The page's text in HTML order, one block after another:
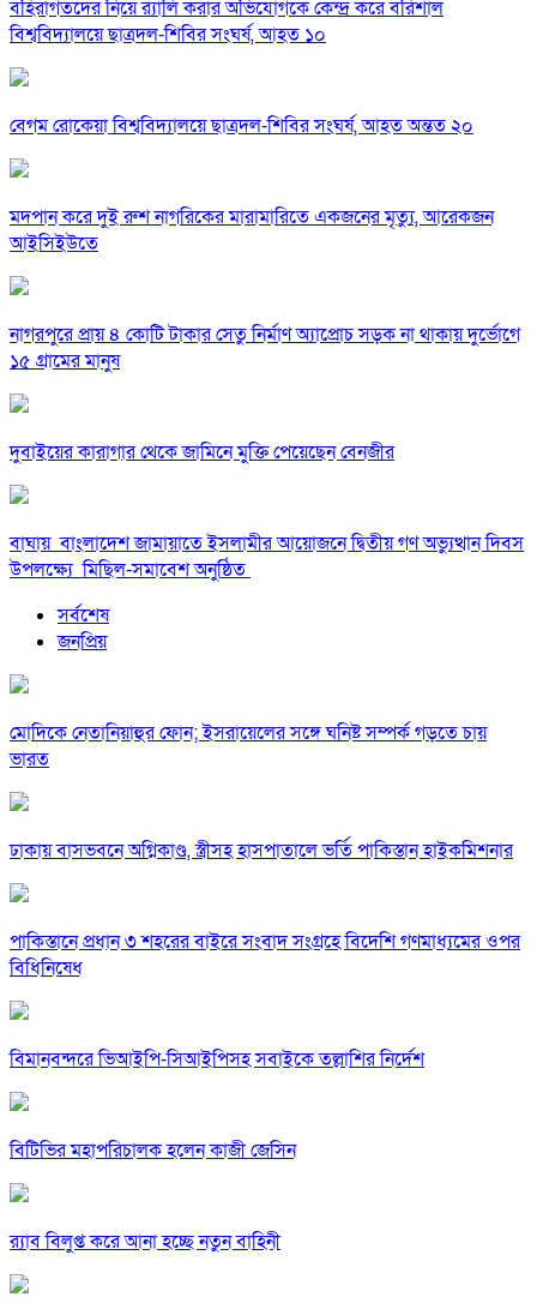
বহিরাগতদের নিয়ে র‍্যালি করার অভিযোগকে কেন্দ্র করে বরিশাল
বিশ্ববিদ্যালয়ে ছাত্রদল-শিবির সংঘর্ষ, আহত ১০
বেগম রোকেয়া বিশ্ববিদ্যালয়ে ছাত্রদল-শিবির সংঘর্ষ, আহত অন্তত ২০
মদপান করে দুই রুশ নাগরিকের মারামারিতে একজনের মৃত্যু, আরেকজন
আইসিইউতে
নাগরপুরে প্রায় ৪ কোটি টাকার সেতু নির্মাণ অ্যাপ্রোচ সড়ক না থাকায় দুর্ভোগে
১৫ গ্রামের মানুষ
দুবাইয়ের কারাগার থেকে জামিনে মুক্তি পেয়েছেন বেনজীর
বাঘায় বাংলাদেশ জামায়াতে ইসলামীর আয়োজনে দ্বিতীয় গণ অভ্যুত্থান দিবস
উপলক্ষ্যে মিছিল-সমাবেশ অনুষ্ঠিত
সর্বশেষ
জনপ্রিয়
মোদিকে নেতানিয়াহুর ফোন; ইসরায়েলের সঙ্গে ঘনিষ্ট সম্পর্ক গড়তে চায়
ভারত
ঢাকায় বাসভবনে অগ্নিকাণ্ড, স্ত্রীসহ হাসপাতালে ভর্তি পাকিস্তান হাইকমিশনার
পাকিস্তানে প্রধান ৩ শহরের বাইরে সংবাদ সংগ্রহে বিদেশি গণমাধ্যমের ওপর
বিধিনিষেধ
বিমানবন্দরে ভিআইপি-সিআইপিসহ সবাইকে তল্লাশির নির্দেশ
বিটিভির মহাপরিচালক হলেন কাজী জেসিন
র‍্যাব বিলুপ্ত করে আনা হচ্ছে নতুন বাহিনী